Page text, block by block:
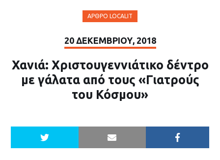
ΆΡΘΡΟ LOCALIT
20 ΔΕΚΕΜΒΡΊΟΥ, 2018
Χανιά: Χριστουγεννιάτικο δέντρο
με γάλατα από τους «Γιατρούς
του Κόσμου»